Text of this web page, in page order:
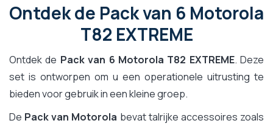
Ontdek de Pack van 6 Motorola
T82 EXTREME
Ontdek de Pack van 6 Motorola T82 EXTREME. Deze
set is ontworpen om u een operationele uitrusting te
bieden voor gebruik in een kleine groep.
De Pack van Motorola bevat talrijke accessoires zoals